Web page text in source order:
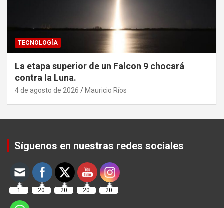
TECNOLOGÍA
La etapa superior de un Falcon 9 chocará
contra la Luna.
4 de agosto de 2026 Mauricio Ríos
Síguenos en nuestras redes sociales
1 20 20 20 20